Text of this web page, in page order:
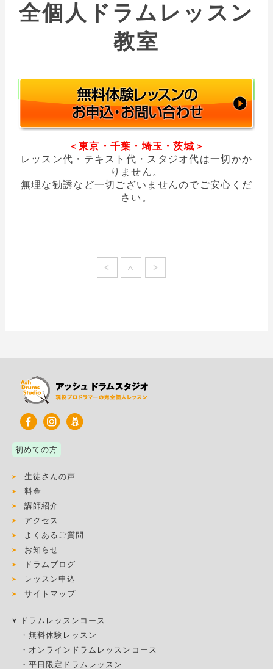
全個人ドラムレッスン
教室
＜東京・千葉・埼玉・茨城＞
レッスン代・テキスト代・スタジオ代は一切かか
りません。
無理な勧誘など一切ございませんのでご安心くだ
さい。
初めての方
生徒さんの声
料金
講師紹介
アクセス
よくあるご質問
お知らせ
ドラムブログ
レッスン申込
サイトマップ
ドラムレッスンコース
・無料体験レッスン
・ オンラインドラムレッスンコース
・平日限定ドラムレッスン